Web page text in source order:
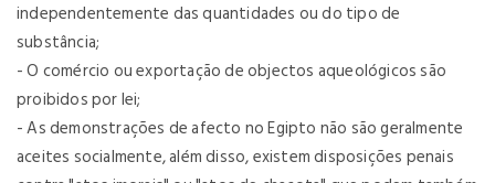
independentemente das quantidades ou do tipo de
substância;
- O comércio ou exportação de objectos aqueológicos são
proibidos por lei;
- As demonstrações de afecto no Egipto não são geralmente
aceites socialmente, além disso, existem disposições penais